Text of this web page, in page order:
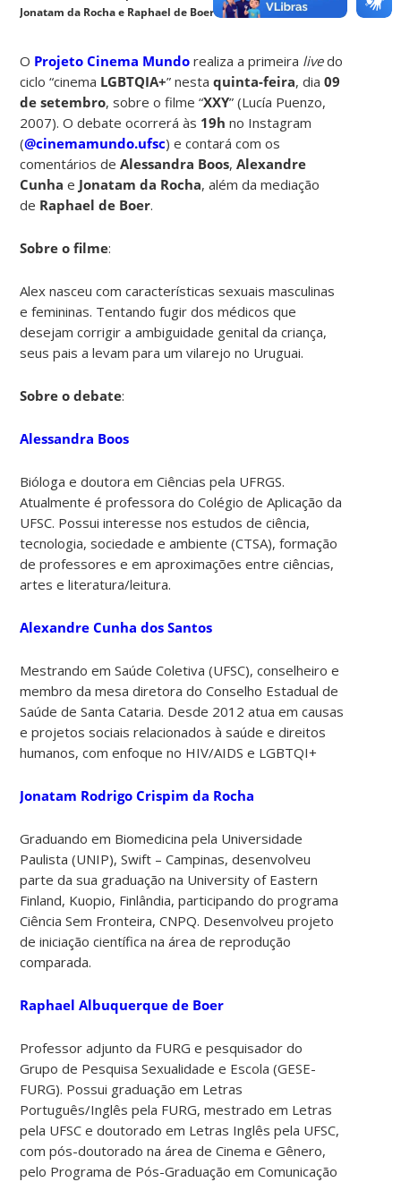
Jonatam da Rocha e Raphael de Boer”.
O Projeto Cinema Mundo realiza a primeira livedo
ciclo “cinema LGBTQIA+” nestaquinta-feira, dia09
de setembro, sobre o filme “XXY” (Lucía Puenzo,
2007). O debate ocorrerá às 19h no Instagram
(@cinemamundo.ufsc) e contará com os
comentários deAlessandra Boos,Alexandre
Cunha e Jonatam da Rocha, além da mediação
de Raphael de Boer.
Sobre o filme:
Alex nasceu com características sexuais masculinas
e femininas. Tentando fugir dos médicos que
desejam corrigir a ambiguidade genital da criança,
seus pais a levam para um vilarejo no Uruguai.
Sobre o debate:
Alessandra Boos
Bióloga e doutora em Ciências pela UFRGS.
Atualmente é professora do Colégio de Aplicação da
UFSC. Possui interesse nos estudos de ciência,
tecnologia, sociedade e ambiente (CTSA), formação
de professores e em aproximações entre ciências,
artes e literatura/leitura.
Alexandre Cunha dos Santos
Mestrando em Saúde Coletiva (UFSC), conselheiro e
membro da mesa diretora do Conselho Estadual de
Saúde de Santa Cataria. Desde 2012 atua em causas
e projetos sociais relacionados à saúde e direitos
humanos, com enfoque no HIV/AIDS e LGBTQI+
Jonatam Rodrigo Crispim da Rocha
Graduando em Biomedicina pela Universidade
Paulista (UNIP), Swift – Campinas, desenvolveu
parte da sua graduação na University of Eastern
Finland, Kuopio, Finlândia, participando do programa
Ciência Sem Fronteira, CNPQ. Desenvolveu projeto
de iniciação científica na área de reprodução
comparada.
Raphael Albuquerque de Boer
Professor adjunto da FURG e pesquisador do
Grupo de Pesquisa Sexualidade e Escola (GESE-
FURG). Possui graduação em Letras
Português/Inglês pela FURG, mestrado em Letras
pela UFSC e doutorado em Letras Inglês pela UFSC,
com pós-doutorado na área de Cinema e Gênero,
pelo Programa de Pós-Graduação em Comunicação